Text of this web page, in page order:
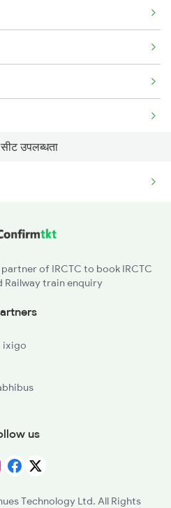
उपलब्धता
of IRCTC to book IRCTC
Railway train enquiry
ixigo
us
Technology Ltd. All Rights